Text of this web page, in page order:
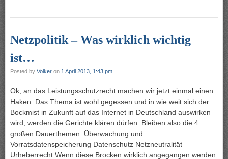
Netzpolitik – Was wirklich wichtig
ist…
Posted by Volker on 1 April 2013, 1:43 pm
Ok, an das Leistungsschutzrecht machen wir jetzt einmal einen
Haken. Das Thema ist wohl gegessen und in wie weit sich der
Bockmist in Zukunft auf das Internet in Deutschland auswirken
wird, werden die Gerichte klären dürfen. Bleiben also die 4
großen Dauerthemen: Überwachung und
Vorratsdatenspeicherung Datenschutz Netzneutralität
Urheberrecht Wenn diese Brocken wirklich angegangen werden